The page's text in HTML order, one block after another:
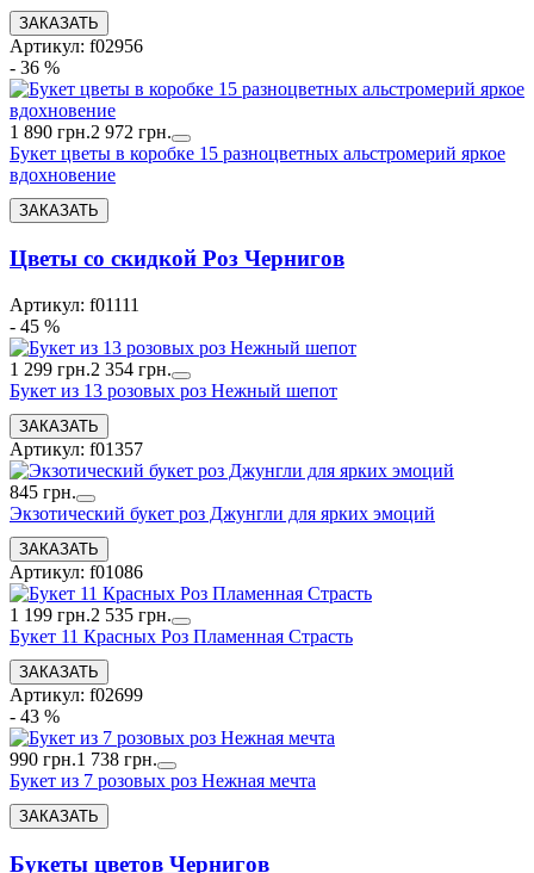
Артикул: f02956
- 36 %
1 890 грн.2 972 грн.
Букет цветы в коробке 15 разноцветных альстромерий яркое
вдохновение
Цветы со скидкой Роз Чернигов
Артикул: f01111
- 45 %
1 299 грн.2 354 грн.
Букет из 13 розовых роз Нежный шепот
Артикул: f01357
845 грн.
Экзотический букет роз Джунгли для ярких эмоций
Артикул: f01086
1 199 грн.2 535 грн.
Букет 11 Красных Роз Пламенная Страсть
Артикул: f02699
- 43 %
990 грн.1 738 грн.
Букет из 7 розовых роз Нежная мечта
Букеты цветов Чернигов